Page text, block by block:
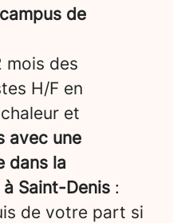
campus de
mois des
H/F en
et
avec une
dans la
Saint-Denis :
de votre part si